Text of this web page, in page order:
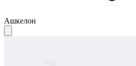
Ашкелон